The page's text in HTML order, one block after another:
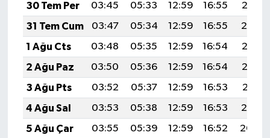
30 Tem Per
03:45 05:33 12:59 16:55
20:15
31 Tem Cum
03:47 05:34 12:59 16:55
20:14
1 Ağu Cts
03:48 05:35 12:59 16:54
20:13
2 Ağu Paz
03:50 05:36 12:59 16:54
20:12
3 Ağu Pts
03:52 05:37 12:59 16:53
20:11
4 Ağu Sal
03:53 05:38 12:59 16:53
20:10
5 Ağu Çar
03:55 05:39 12:59 16:52
20:09